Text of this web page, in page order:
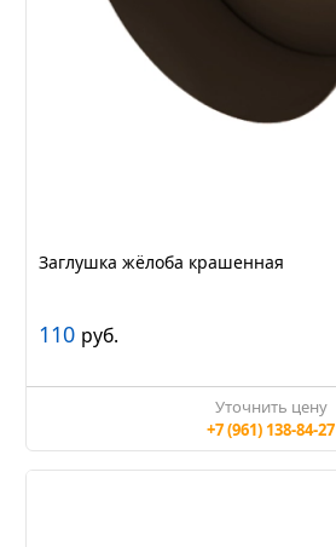
Заглушка жёлоба крашенная
110 руб.
Уточнить цену
+7 (961) 138-84-27